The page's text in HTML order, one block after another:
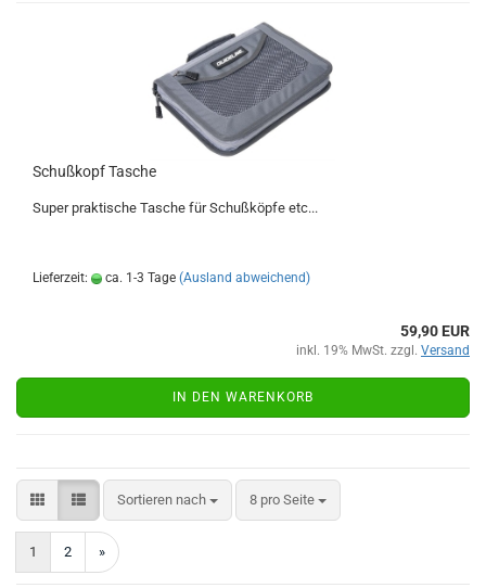
Schußkopf Tasche
Super praktische Tasche für Schußköpfe etc...
Lieferzeit: ca. 1-3 Tage (Ausland abweichend)
59,90 EUR
inkl. 19% MwSt. zzgl. Versand
IN DEN WARENKORB
Sortieren nach
Sortieren nach 8 pro Seite
pro Seite
1 2 »